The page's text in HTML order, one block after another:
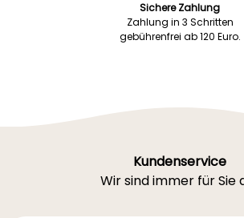
Sichere Zahlung
Zahlung in 3 Schritten
gebührenfrei ab 120 Euro.
Kundenservice
Wir sind immer für Sie